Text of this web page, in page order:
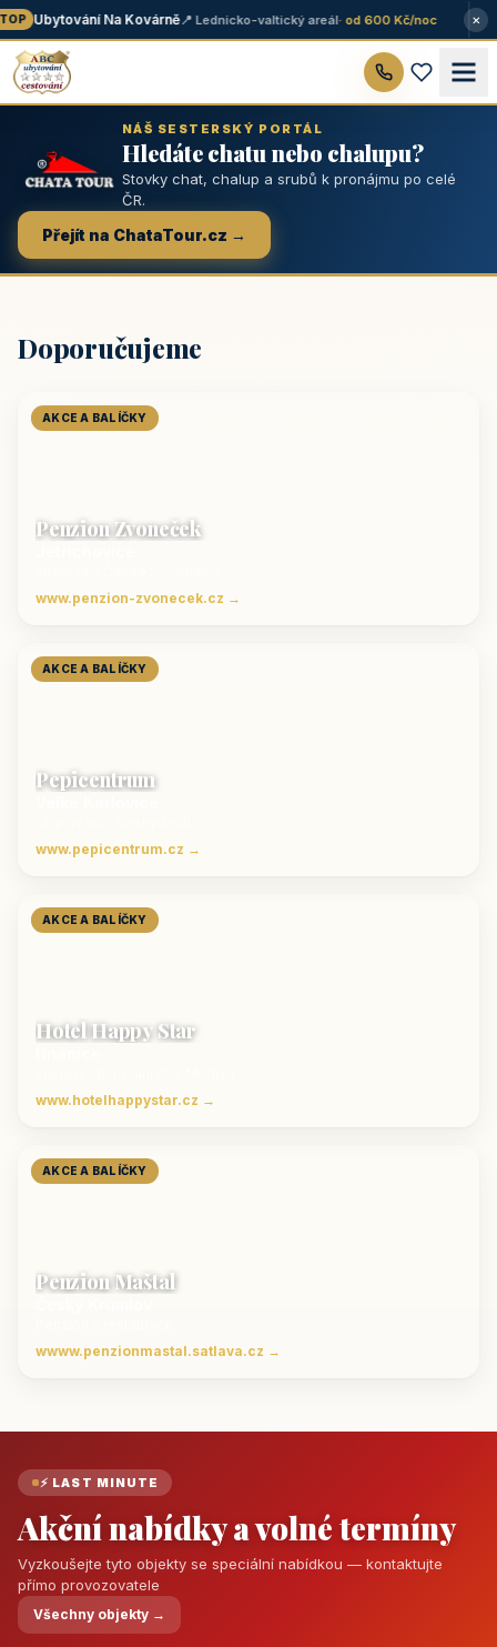
Ubytování Na Kovárně📍 Lednicko-valtický areál· od 600 Kč/noc ×
NÁŠ SESTERSKÝ PORTÁL
Hledáte chatu nebo chalupu?
Stovky chat, chalup a srubů k pronájmu po celé
ČR.
Přejít na ChataTour.cz →
Doporučujeme
AKCE A BALÍČKY
Penzion Zvoneček
www.penzion-zvonecek.cz →
AKCE A BALÍČKY
Pepicentrum
www.pepicentrum.cz →
AKCE A BALÍČKY
Hotel Happy Star
www.hotelhappystar.cz →
AKCE A BALÍČKY
Penzion Maštal
wwww.penzionmastal.satlava.cz →
⚡ LAST MINUTE
Akční nabídky a volné termíny
Vyzkoušejte tyto objekty se speciální nabídkou — kontaktujte
přímo provozovatele
Všechny objekty →